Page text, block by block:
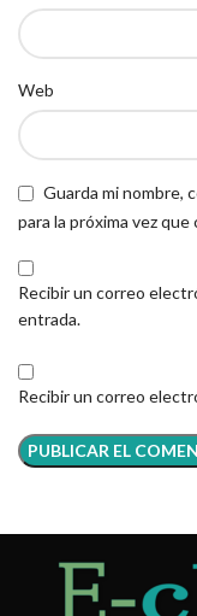
Web
Guarda mi nombre,
para la próxima vez
Recibir un correo
entrada.
Recibir un correo